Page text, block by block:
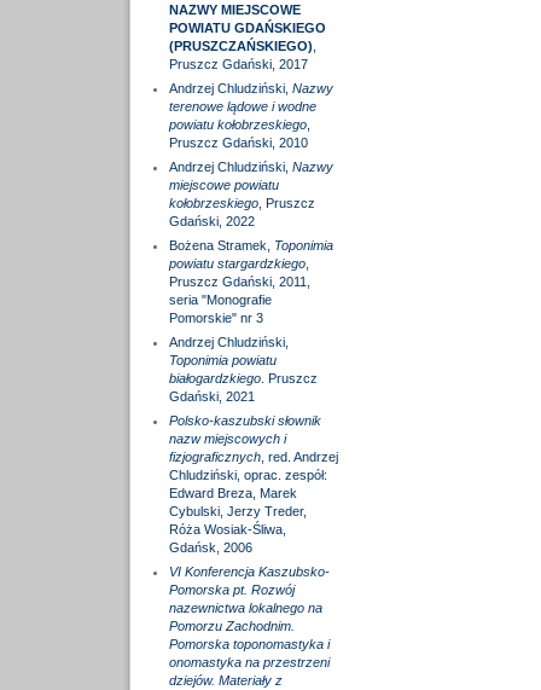
NAZWY MIEJSCOWE
POWIATU GDAŃSKIEGO
(PRUSZCZAŃSKIEGO)
Pruszcz Gdański, 2017
Andrzej Chludziński, Nazwy
terenowe lądowe i wodne
powiatu kołobrzeskiego,
Pruszcz Gdański, 2010
Andrzej Chludziński, Nazwy
miejscowe powiatu
kołobrzeskiego, Pruszcz
Gdański, 2022
Bożena Stramek,
Toponimia
powiatu stargardzkiego,
Pruszcz Gdański, 2011,
seria "Monografie
Pomorskie" nr 3
Andrzej Chludziński,
Toponimia powiatu
białogardzkiego. Pruszcz
Gdański, 2021
Polsko-kaszubski słownik
nazw miejscowych i
fizjograficznych, red. Andrzej
Chludziński, oprac. zespół:
Edward Breza, Marek
Cybulski, Jerzy Treder,
Róża Wosiak-Śliwa,
Gdańsk, 2006
VI Konferencja Kaszubsko-
Pomorska pt. Rozwój
nazewnictwa lokalnego na
Pomorzu Zachodnim.
Pomorska toponomastyka i
onomastyka na przestrzeni
dziejów. Materiały z